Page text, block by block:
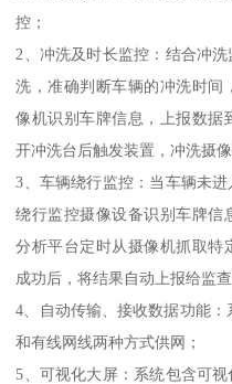
控；
2、冲洗及时长监控：结合冲
洗，准确判断车辆的冲洗时间
像机识别车牌信息，上报数据
开冲洗台后触发装置，冲洗摄
3、车辆绕行监控：当车辆未
绕行监控摄像设备识别车牌信
分析平台定时从摄像机抓取特
成功后，将结果自动上报给监查
4、自动传输、接收数据功能
和有线网线两种方式供网；
5、可视化大屏：系统包含可视